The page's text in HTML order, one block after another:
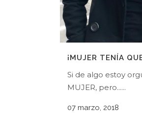
¡MUJER TENÍA
Si de algo estoy
MUJER, pero......
07 marzo, 2018